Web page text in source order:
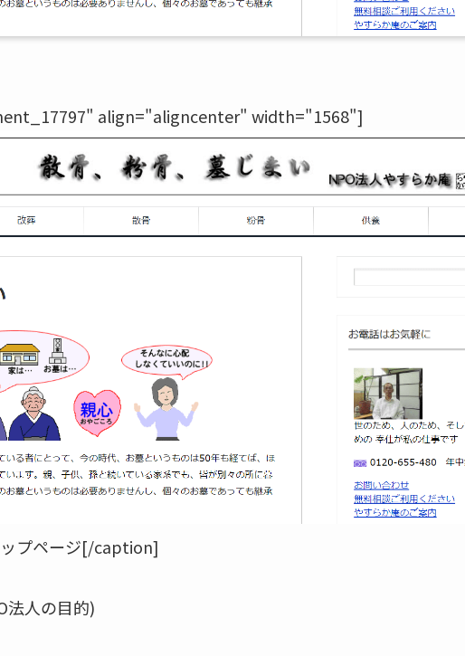
align="aligncenter" width="1568"]
プページ[/caption]
法人の目的)